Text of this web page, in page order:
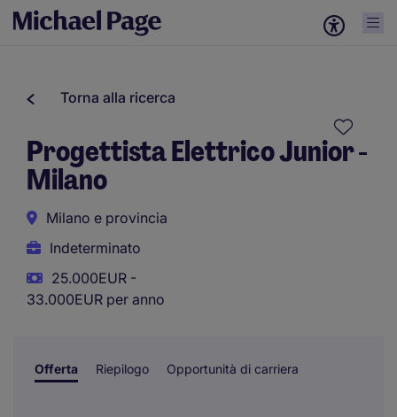
Torna alla ricerca
Progettista Elettrico Junior -
Milano
Milano e provincia
Indeterminato
25.000EUR -
33.000EUR per anno
Offerta Riepilogo Opportunità di carriera